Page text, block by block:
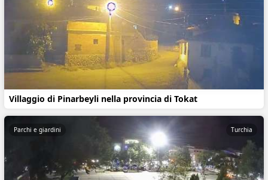
Villaggio di Pinarbeyli nella provincia di Tokat
Parchi e giardini Turchia